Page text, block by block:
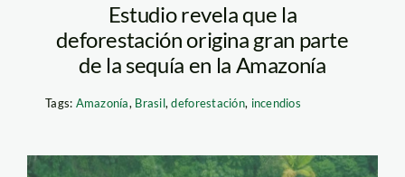
Estudio revela que la
deforestación origina gran parte
de la sequía en la Amazonía
Tags: Amazonía, Brasil,deforestación, incendios